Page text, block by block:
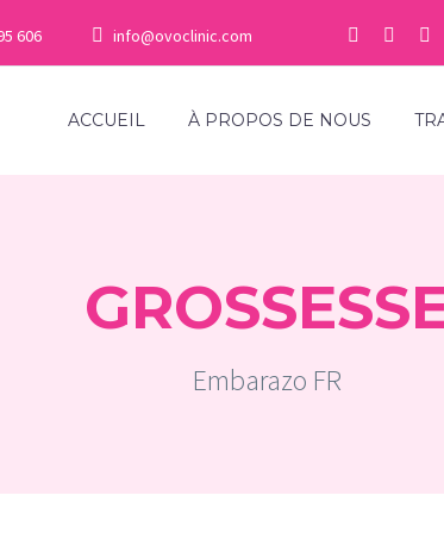
606 info@ovoclinic.com
ACCUEIL À PROPOS DE NOUS
Embarazo FR